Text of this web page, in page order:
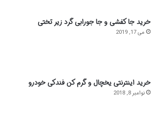
خرید جا کفشی و جا جورابی گرد زیر تختی
می 17, 2019
خرید اینترنتی یخچال و گرم کن فندکی خودرو
نوامبر 8, 2018